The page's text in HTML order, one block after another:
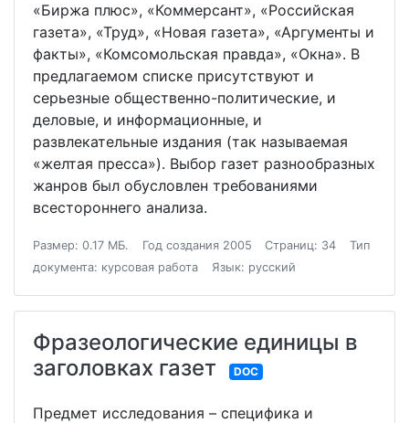
«Биржа плюс», «Коммерсант», «Российская
газета», «Труд», «Новая газета», «Аргументы и
факты», «Комсомольская правда», «Окна». В
предлагаемом списке присутствуют и
серьезные общественно-политические, и
деловые, и информационные, и
развлекательные издания (так называемая
«желтая пресса»). Выбор газет разнообразных
жанров был обусловлен требованиями
всестороннего анализа.
Размер: 0.17 МБ. Год создания 2005 Страниц: 34
Тип
документа: курсовая работа
Язык: русский
Фразеологические единицы в
заголовках газет
DOC
Предмет исследования – специфика и